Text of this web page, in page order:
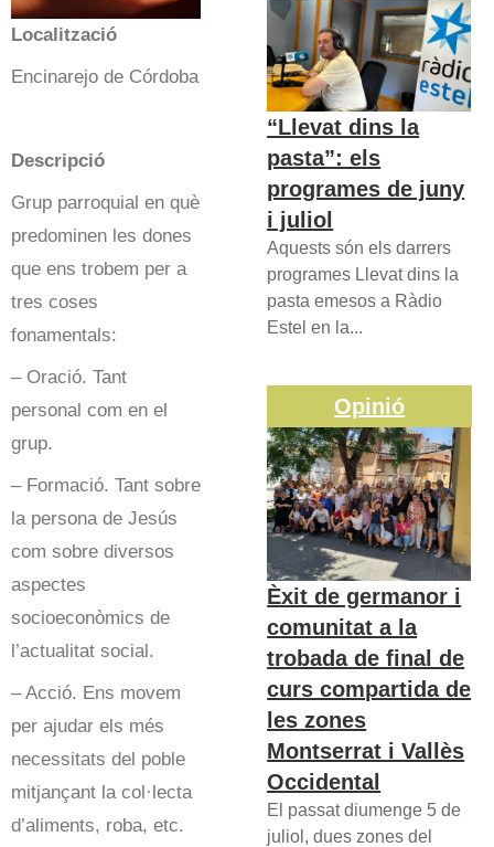
Localització
Encinarejo de Córdoba
Descripció
Grup parroquial en què
predominen les dones
que ens trobem per a
tres coses
fonamentals:
– Oració. Tant
personal com en el
grup.
– Formació. Tant sobre
la persona de Jesús
com sobre diversos
aspectes
socioeconòmics de
l’actualitat social.
– Acció. Ens movem
per ajudar els més
necessitats del poble
mitjançant la col·lecta
d’aliments, roba, etc.
“Llevat dins la
pasta”: els
programes de juny
i juliol
Aquests són els darrers
programes Llevat dins la
pasta emesos a Ràdio
Estel en la...
Opinió
Èxit de germanor i
comunitat a la
trobada de final de
curs compartida de
les zones
Montserrat i Vallès
Occidental
El passat diumenge 5 de
juliol, dues zones del